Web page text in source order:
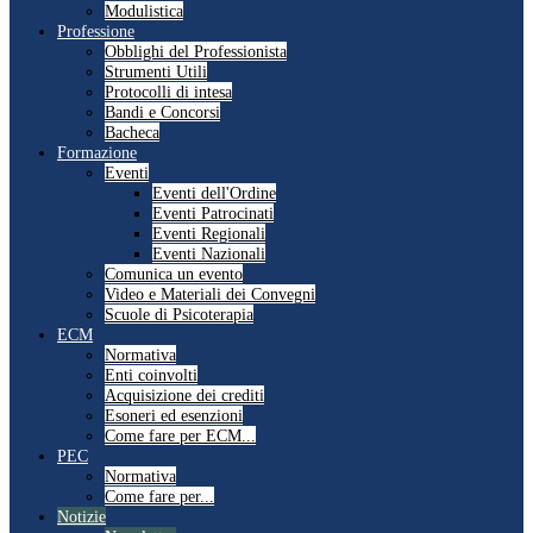
Modulistica
Professione
Obblighi del Professionista
Strumenti Utili
Protocolli di intesa
Bandi e Concorsi
Bacheca
Formazione
Eventi
Eventi dell'Ordine
Eventi Patrocinati
Eventi Regionali
Eventi Nazionali
Comunica un evento
Video e Materiali dei Convegni
Scuole di Psicoterapia
ECM
Normativa
Enti coinvolti
Acquisizione dei crediti
Esoneri ed esenzioni
Come fare per ECM...
PEC
Normativa
Come fare per...
Notizie